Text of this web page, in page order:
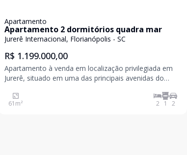
Apartamento
Apartamento 2 dormitórios quadra mar
Jurerê Internacional, Florianópolis - SC
R$ 1.199.000,00
Apartamento à venda em localização privilegiada em
Jurerê, situado em uma das principais avenidas do
distribuída, o imóvel dispõe de dois dormitórios,
banheiro social, área de serviço e uma cozinha in
61 m² 2 1 2